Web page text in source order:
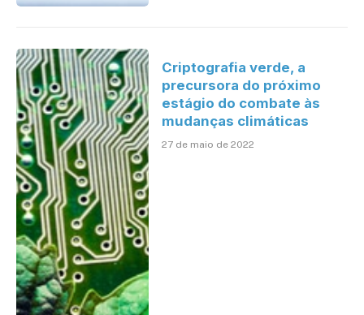
Criptografia verde, a
precursora do próximo
estágio do combate às
mudanças climáticas
27 de maio de 2022